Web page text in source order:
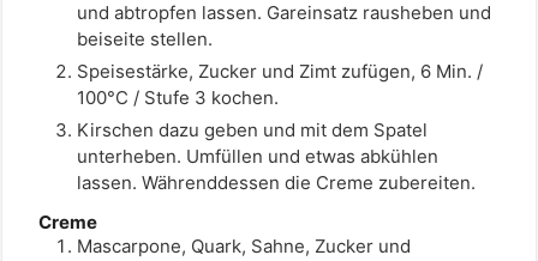
und abtropfen lassen. Gareinsatz rausheben und
beiseite stellen.
Speisestärke, Zucker und Zimt zufügen, 6 Min. /
100°C / Stufe 3 kochen.
Kirschen dazu geben und mit dem Spatel
unterheben. Umfüllen und etwas abkühlen
lassen. Währenddessen die Creme zubereiten.
Creme
Mascarpone, Quark, Sahne, Zucker und